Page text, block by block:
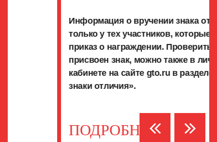
Информация о вручении знака отобразится
только у тех участников, которые попали в
приказ о награждении. Проверить, был ли
присвоен знак, можно также в личном
кабинете на сайтеgto.ruв разделе «Мои
знаки отличия».
ПОДРОБНЕЕ